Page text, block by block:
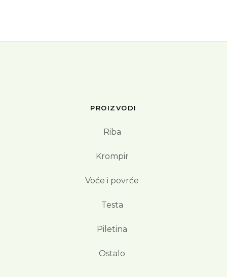
PROIZVODI
Riba
Krompir
Voće i povrće
Testa
Piletina
Ostalo